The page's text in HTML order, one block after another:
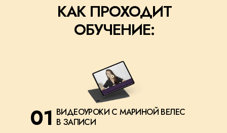
КАК ПРОХОДИТ
ОБУЧЕНИЕ:
ВИДЕОУРОКИ С МАРИНОЙ ВЕЛЕС
В ЗАПИСИ
01